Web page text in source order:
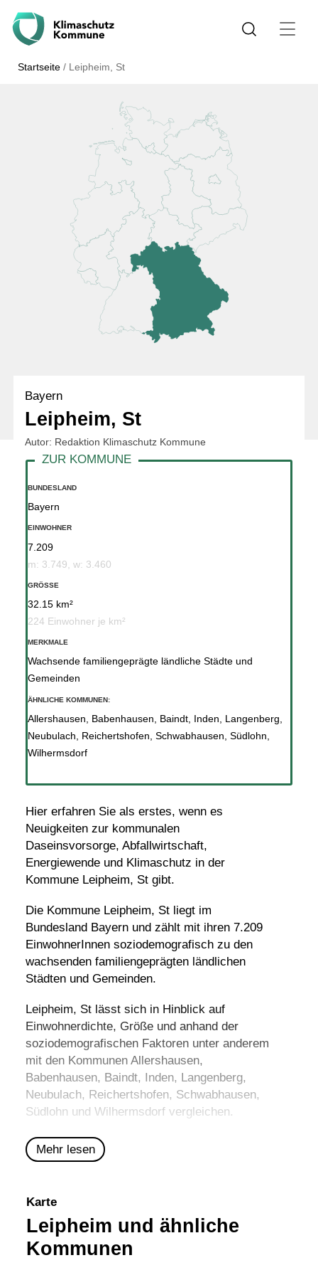
Startseite / Leipheim, St
Bayern
Leipheim, St
Autor: Redaktion Klimaschutz Kommune
Hier erfahren Sie als erstes, wenn es
Neuigkeiten zur kommunalen
Daseinsvorsorge, Abfallwirtschaft,
Energiewende und Klimaschutz in der
Kommune Leipheim, St gibt.
Die Kommune Leipheim, St liegt im
Bundesland Bayern und zählt mit ihren 7.209
EinwohnerInnen soziodemografisch zu den
wachsenden familiengeprägten ländlichen
Städten und Gemeinden.
Leipheim, St lässt sich in Hinblick auf
Einwohnerdichte, Größe und anhand der
soziodemografischen Faktoren unter anderem
mit den Kommunen Allershausen,
Babenhausen, Baindt, Inden, Langenberg,
Neubulach, Reichertshofen, Schwabhausen,
Südlohn und Wilhermsdorfvergleichen.
Mehr lesen
BUNDESLAND
Bayern
EINWOHNER
7.209
m: 3.749, w: 3.460
GRÖSSE
32.15 km²
224 Einwohner je km²
MERKMALE
Wachsende familiengeprägte ländliche Städte und
Gemeinden
ÄHNLICHE KOMMUNEN:
Allershausen Babenhausen Baindt, Inden Langenberg
Neubulach
Reichertshofen Schwabhausen Südlohn
Wilhermsdorf
Karte
Leipheim und ähnliche
Kommunen